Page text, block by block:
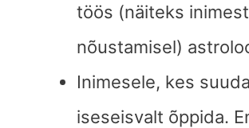
töös (näiteks
nõustamisel)
Inimesele, kes
iseseisvalt õppida.